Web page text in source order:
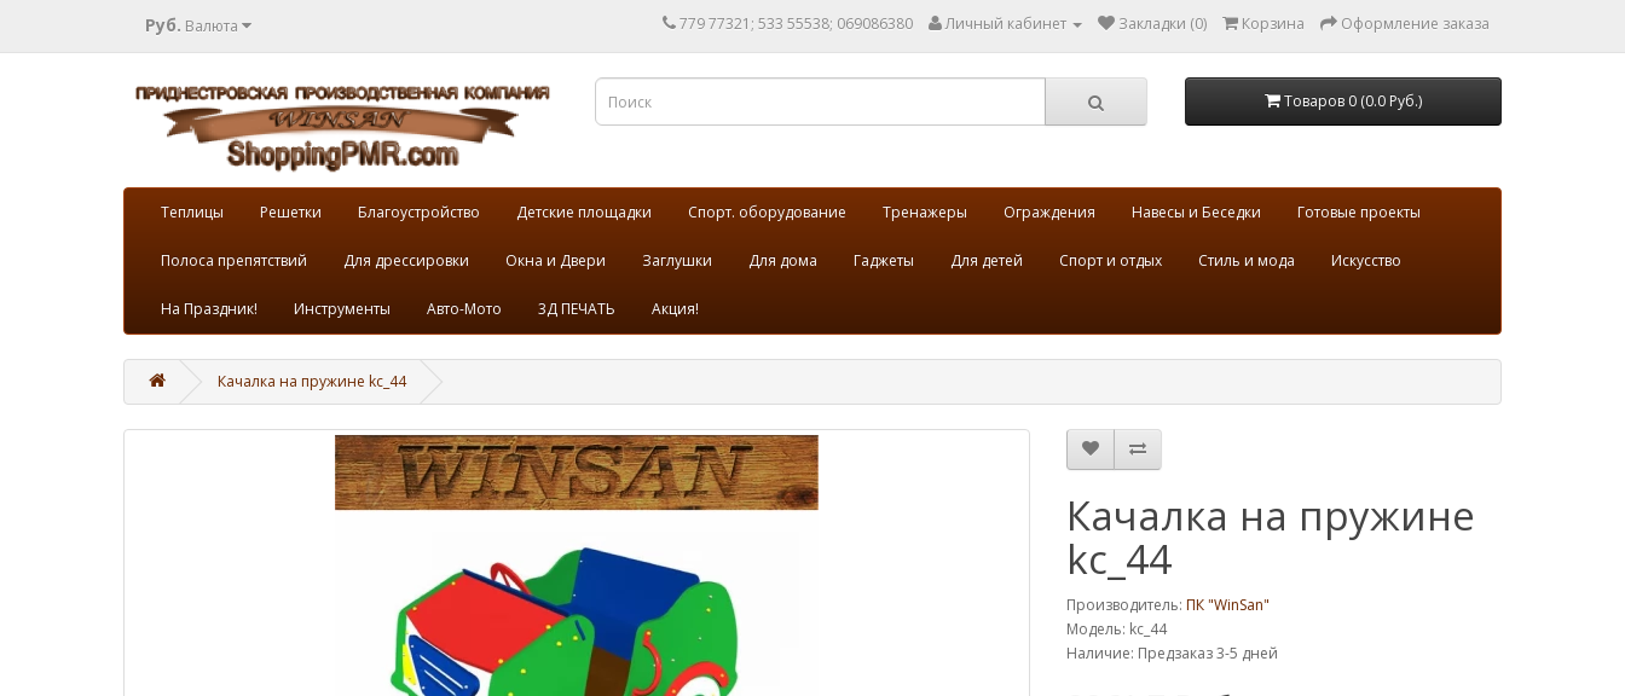
Руб. Валюта 779 77321; 533 55538; 069086380 Личный кабинет Закладки (0) Корзина Оформление заказа
Товаров 0 (0.0 Руб.)
Теплицы Решетки Благоустройство Детские площадки Спорт. оборудование Тренажеры Ограждения Навесы и Беседки Готовые проекты
Полоса препятствий Для дрессировки Окна и Двери Заглушки Для дома Гаджеты Для детей Спорт и отдых Стиль и мода Искусство
На Праздник! Инструменты Авто-Мото 3Д ПЕЧАТЬ Акция!
Качалка на пружине kc_44
Качалка на пружине
kc_44
Производитель: ПК "WinSan"
Модель: kc_44
Наличие: Предзаказ 3-5 дней